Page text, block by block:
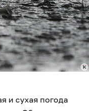
и сухая погода